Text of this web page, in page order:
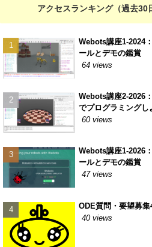
アクセスランキング（過去30
Webots講座1-2024
ールとデモの鑑賞
64 views
Webots講座2-2026
でプログラミングし
60 views
Webots講座1-2026
ールとデモの鑑賞
47 views
ODE質問・要望募集
40 views